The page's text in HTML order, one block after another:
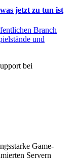
jetzt zu tun ist
Branch
und
bei
Game-
Servern